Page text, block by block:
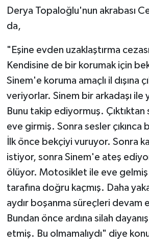
Derya Topaloğlu'nun akrabası
da,
"Eşine evden uzaklaştırma
Kendisine de bir korumak için
Sinem'e koruma amaçlı il dışına
veriyorlar. Sinem bir arkadaşı ile
Bunu takip ediyormuş. Çıktıktan
eve girmiş. Sonra sesler çıkınca
İlk önce bekçiyi vuruyor. Sonra
istiyor, sonra Sinem'e ateş
ölüyor. Motosiklet ile eve
tarafına doğru kaçmış. Daha
aydır boşanma süreçleri devam
Bundan önce ardına silah
etmiş. Bu olmamalıydı" diye